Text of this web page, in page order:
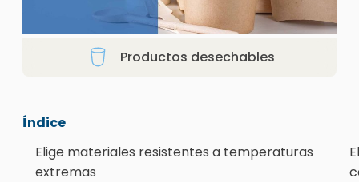
Productos desechables
Índice
Elige materiales resistentes a temperaturas
extremas